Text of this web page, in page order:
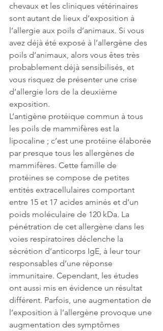
chevaux et les cliniques vétérinaires
sont autant de lieux d’exposition à
l’allergie aux poils d’animaux. Si vous
avez déjà été exposé à l’allergène des
poils d’animaux, alors vous êtes très
probablement déjà sensibilisés, et
vous risquez de présenter une crise
d’allergie lors de la deuxième
exposition.
L’antigène protéique commun à tous
les poils de mammifères est la
lipocaline ; c’est une protéine élaborée
par presque tous les allergènes de
mammifères. Cette famille de
protéines se compose de petites
entités extracellulaires comportant
entre 15 et 17 acides aminés et d’un
poids moléculaire de 120 kDa. La
pénétration de cet allergène dans les
voies respiratoires déclenche la
sécrétion d’anticorps IgE, à leur tour
responsables d’une réponse
immunitaire. Cependant, les études
ont aussi mis en évidence un résultat
différent. Parfois, une augmentation de
l’exposition à l’allergène provoque une
augmentation des symptômes